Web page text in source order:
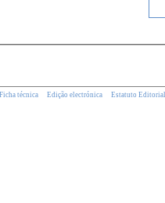
Ficha técnica Edição electrónica Estatuto Editorial